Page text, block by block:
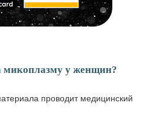
микоплазму у женщин?
проводит медицинский